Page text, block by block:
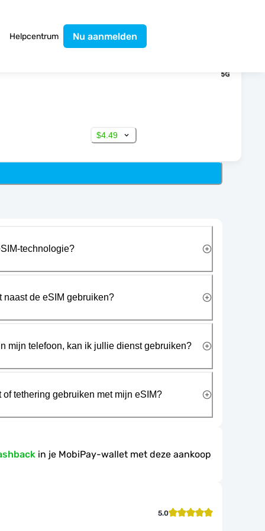
Helpcentrum Nu aanmelden
$4.49
technologie?
naast de eSIM gebruiken?
mijn telefoon, kan ik jullie dienst gebruiken?
tethering gebruiken met mijn eSIM?
in je MobiPay-wallet met deze aankoop
5.0